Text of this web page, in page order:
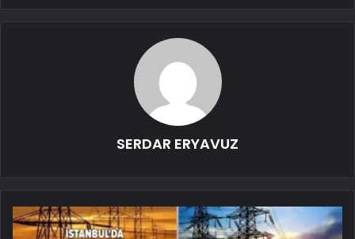
SERDAR ERYAVUZ